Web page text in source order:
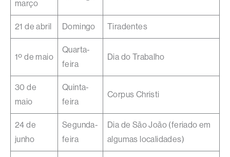
março
21 de abril Domingo Tiradentes
1º de maio
Quarta-
feira
Dia do Trabalho
30 de
maio
Quinta-
feira
Corpus Christi
24 de
junho
Segunda-
feira
Dia de São João (feriado em
algumas localidades)